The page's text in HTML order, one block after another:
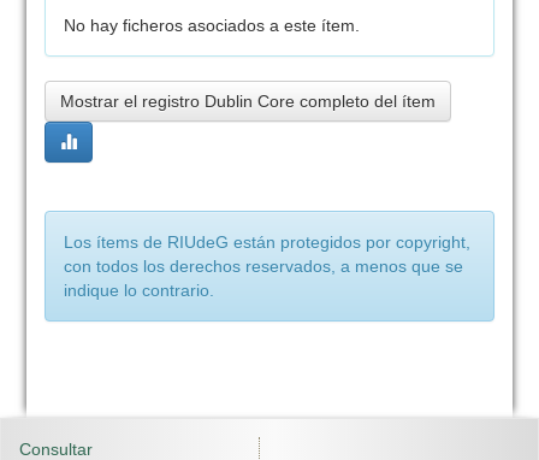
No hay ficheros asociados a este ítem.
Mostrar el registro Dublin Core completo del ítem
Los ítems de RIUdeG están protegidos por copyright,
con todos los derechos reservados, a menos que se
indique lo contrario.
Consultar